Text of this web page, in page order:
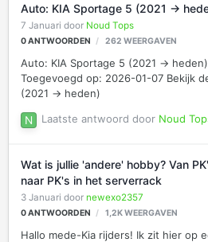
Auto: KIA Sportage 5 (2021 ->
7 Januari door Noud Tops
0ANTWOORDEN 262 WEERGAVEN
Auto: KIA Sportage 5 (2021 -> heden) Eigenaar: Noud Tops
Toegevoegd op: 2026-01-07 Bekijk deze auto: KIA Sportage 5
(2021 -> heden)
Laatste antwoord door Noud
Wat is jullie 'andere' hobby? Van
naar PK's in het serverrack
3 Januari door newexo2357
0ANTWOORDEN 1,2KWEERGAVEN
Hallo mede-Kia rijders! Ik zit hier op een regenachtige zondag